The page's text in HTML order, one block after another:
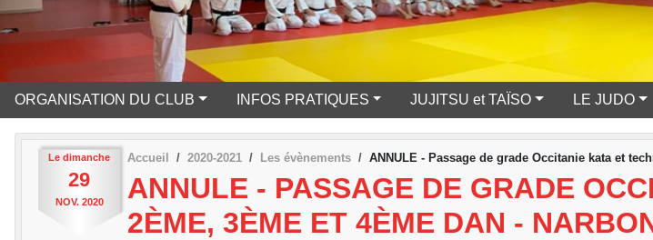
ORGANISATION DU CLUB INFOS PRATIQUES JUJITSU et TAÏSO LE JUDO
Le dimanche
29
NOV. 2020
Accueil 2020-2021 Les évènements ANNULE - Passage de grade Occitanie kata et
ANNULE - PASSAGE DE GRADE
2ÈME, 3ÈME ET 4ÈME DAN -